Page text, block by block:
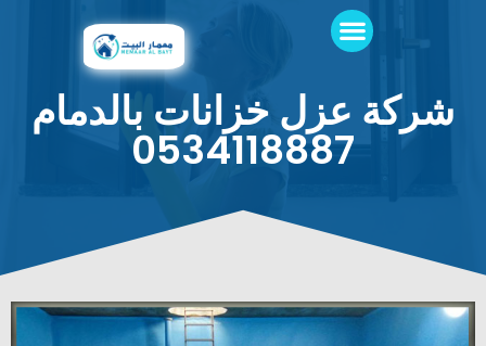
شركة عزل خزانات بالدمام
0534118887